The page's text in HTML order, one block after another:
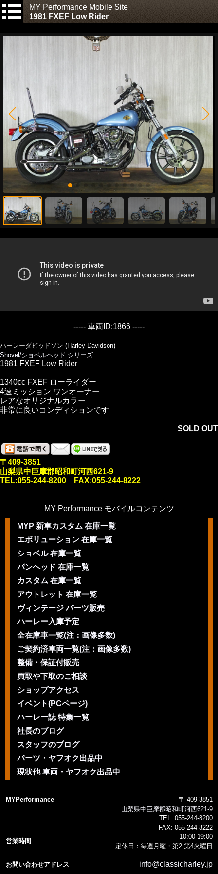
MY Performance Mobile Site
1981 FXEF Low Rider
----- 車両ID:1866 -----
ハーレーダビッドソン (Harley Davidson)
Shovel/ショベルヘッド シリーズ
1981 FXEF Low Rider
1340cc FXEF ローライダー
4速ミッション ワンオーナー
レアなオリジナルカラー
非常に良いコンディションです
SOLD OUT
〒409-3851
山梨県中巨摩郡昭和町河西621-9
TEL:055-244-8200 FAX:055-244-8222
MY Performance モバイルコンテンツ
MYP 新車カスタム 在庫一覧
エボリューション 在庫一覧
ショベル 在庫一覧
パンヘッド 在庫一覧
カスタム 在庫一覧
アウトレット 在庫一覧
ヴィンテージ パーツ販売
ハーレー入庫予定
全在庫車一覧(注：画像多数)
ご契約済車両一覧(注：画像多数)
整備・保証付販売
買取や下取のご相談
ショップアクセス
イベント(PCページ)
ハーレー誌 特集一覧
社長のブログ
スタッフのブログ
パーツ・ヤフオク出品中
現状他 車両・ヤフオク出品中
MYPerformance
〒 409-3851
山梨県中巨摩郡昭和町河西621-9
TEL: 055-244-8200
FAX: 055-244-8222
営業時間
10:00-19:00
定休日：毎週月曜・第2 第4火曜日
お問い合わせアドレス info@classicharley.jp